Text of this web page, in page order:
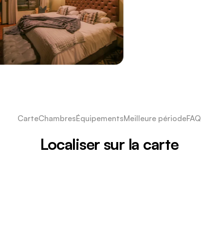
CarteChambresÉquipementsMeilleure périodeFAQ
Localiser sur la carte